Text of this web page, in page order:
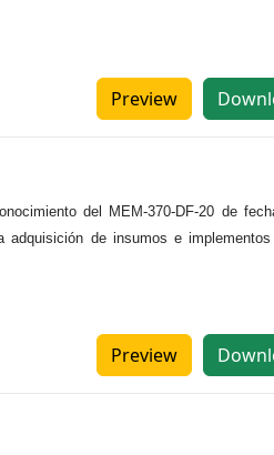
Preview
del MEM-370-DF-20 de
de insumos e implementos
Preview